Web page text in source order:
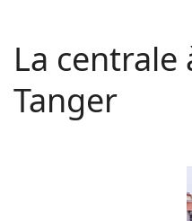
La centrale
Tanger